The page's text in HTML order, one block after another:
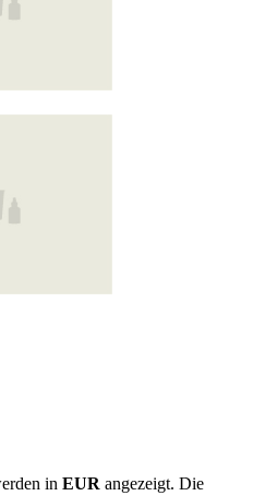
in EUR angezeigt. Die